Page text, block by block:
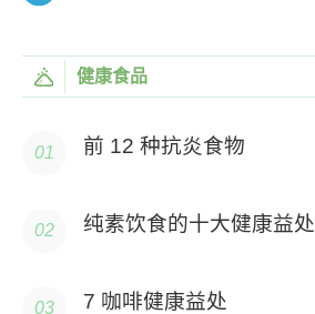
健康食品
前 12 种抗炎食物
纯素饮食的十大健康益处
7 咖啡健康益处